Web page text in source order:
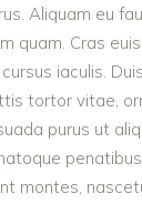
Aliquam eu
quam. Cras
iaculis.
tortor vitae,
purus ut
montes,